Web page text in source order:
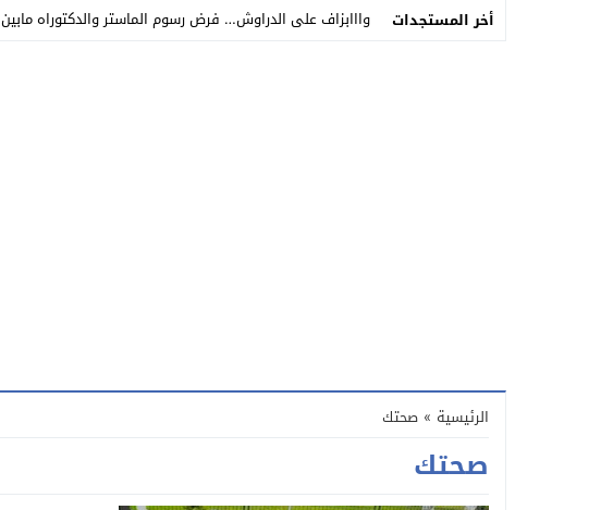
أخر المستجدات
وااابزاف على الدراوش… فرض رسوم الماستر والدكتوراه مابين 15 و20 ألف درهم يصل _
الرئيسية » صحتك
صحتك